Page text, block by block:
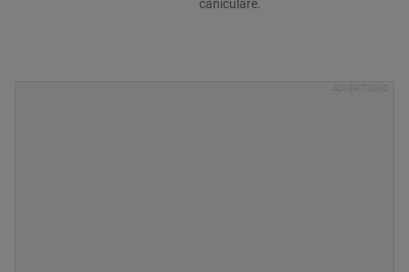
caniculare.